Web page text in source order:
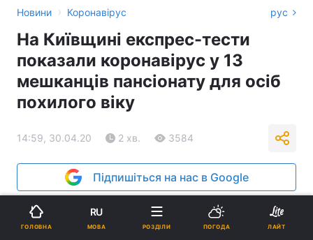
Новини › Коронавірус рус
На Київщині експрес-тести
показали коронавірус у 13
мешканців пансіонату для осіб
похилого віку
14:59, 30.04.20 2 хв. 3584
Підпишіться на нас в Google
ГОЛОВНА
RU
МОВА РОЗДІЛИ ПОГОДА ЛАЙТ